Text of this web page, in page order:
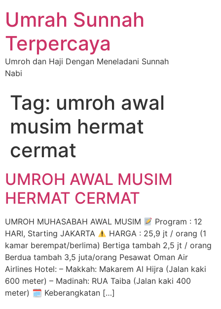
Umrah Sunnah
Terpercaya
Umroh dan Haji Dengan Meneladani Sunnah
Nabi
Tag: umroh awal
musim hermat
cermat
UMROH AWAL MUSIM
HERMAT CERMAT
UMROH MUHASABAH AWAL MUSIM
Program : 12
HARI, Starting JAKARTA
HARGA : 25,9 jt / orang (1
kamar berempat/berlima) Bertiga tambah 2,5 jt / orang
Berdua tambah 3,5 juta/orang Pesawat Oman Air
Airlines Hotel: – Makkah: Makarem Al Hijra (Jalan kaki
600 meter) – Madinah: RUA Taiba (Jalan kaki 400
meter) 🗓 Keberangkatan […]